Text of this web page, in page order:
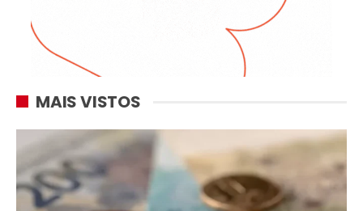
MAIS VISTOS